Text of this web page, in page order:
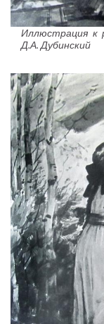
Иллюстрация к
Д.А. Дубинский